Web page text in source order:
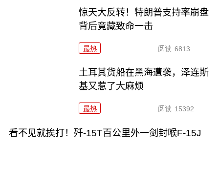
惊天大反转！特朗普支持率崩盘
背后竟藏致命一击
最热 阅读 6813
土耳其货船在黑海遭袭，泽连斯
基又惹了大麻烦
最热 阅读 15392
看不见就挨打！歼-15T百公里外一剑封喉F-15J